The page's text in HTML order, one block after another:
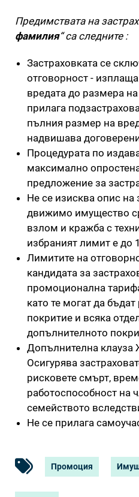
Предимствата на
фамилия“ са следните :
Застраховката се
отговорност -
вредата до размера
прилага
пълния размер на
надвишава
Процедурата по
максимално
предложение за
Не се изисква опис на
движимо имущество
взлом и кражба с
избраният лимит е до
Лимитите на
кандидата за
промоционална
като те могат да
покритие и всяка
допълнителното
Допълнителна клауза
Осигурява
рисковете смърт,
работоспособност на
семейството
Не се прилага
Промоция